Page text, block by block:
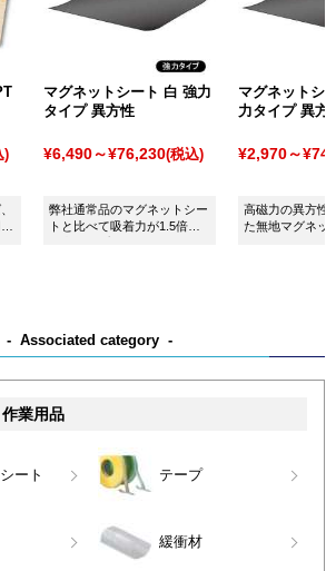
)
マグネットシート 白 強力
タイプ 異方性
¥6,490～¥76,230(税込)
弊社通常品のマグネットシー
トと比べて吸着力が1.5倍の
マグネットシ
力タイプ 異方
¥2,970～
高磁力の異方性
た無地マグネッ
Associated category
業用品
ート テープ
緩衝材